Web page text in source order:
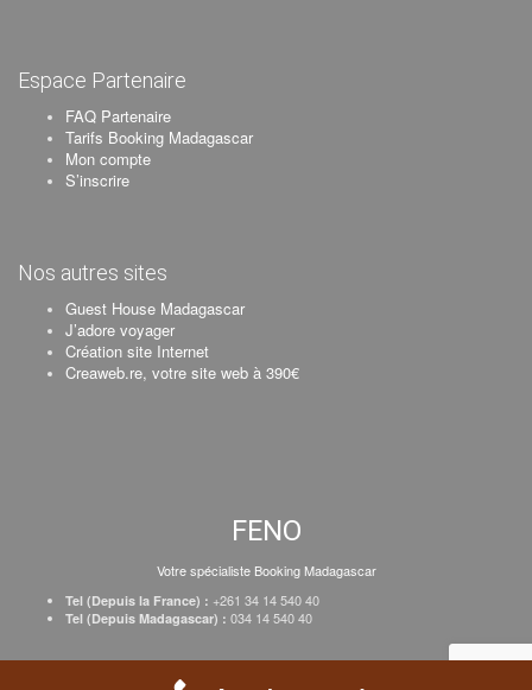
Espace Partenaire
FAQ Partenaire
Tarifs Booking Madagascar
Mon compte
S’inscrire
Nos autres sites
Guest House Madagascar
J’adore voyager
Création site Internet
Creaweb.re, votre site web à 390€
FENO
Votre spécialiste Booking Madagascar
Tel (Depuis la France) : +261 34 14 540 40
Tel (Depuis Madagascar) : 034 14 540 40
Inscrire votre établissement